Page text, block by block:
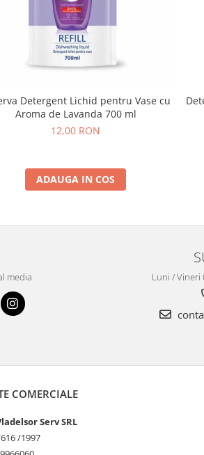
Detergent Lichid pentru Vase cu
Aroma de Lavanda 700 ml
12,00 RON
ADAUGA IN COS
media Luni / Vineri
COMERCIALE
Serv SRL
616 /1997